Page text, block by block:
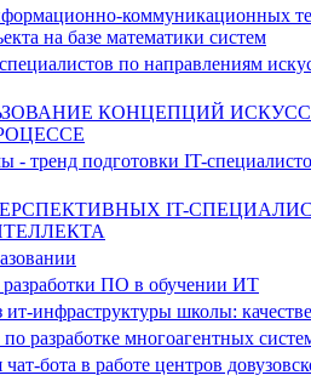
коммуникационных
на базе математики систем
по направлениям
КОНЦЕПЦИЙ
- тренд подготовки IT-
IT-
ПО в обучении ИТ
ит-инфраструктуры школы:
разработке многоагентных
бота в работе центров